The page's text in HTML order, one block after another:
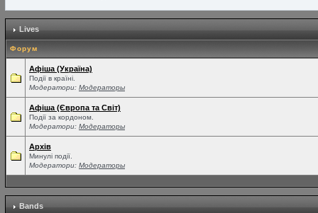
Lives
Форум
Афіша (Україна)
Події в країні.
Модератори: Модераторы
Афіша (Європа та Світ)
Події за кордоном.
Модератори: Модераторы
Архів
Минулі події.
Модератори: Модераторы
Bands